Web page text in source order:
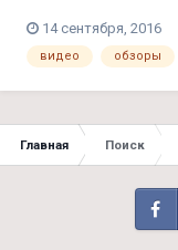
https://
:clapping:
14 сентября, 2016
видео обзоры
Главная Поиск